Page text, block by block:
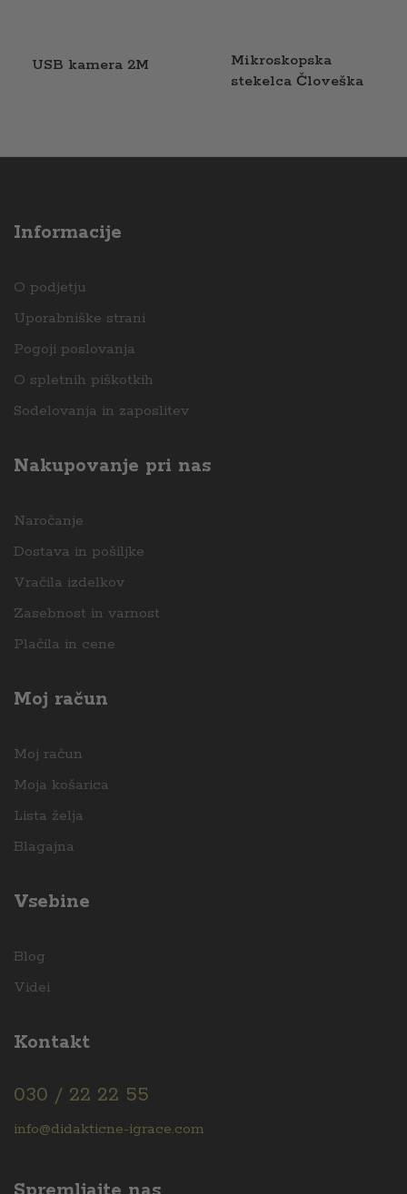
USB kamera 2M
Mikroskopska
stekelca Človeška
Informacije
O podjetju
Uporabniške strani
Pogoji poslovanja
O spletnih piškotkih
Sodelovanja in zaposlitev
Nakupovanje pri nas
Naročanje
Dostava in pošiljke
Vračila izdelkov
Zasebnost in varnost
Plačila in cene
Moj račun
Moj račun
Moja košarica
Lista želja
Blagajna
Vsebine
Blog
Videi
Kontakt
030 / 22 22 55
info@didakticne-igrace.com